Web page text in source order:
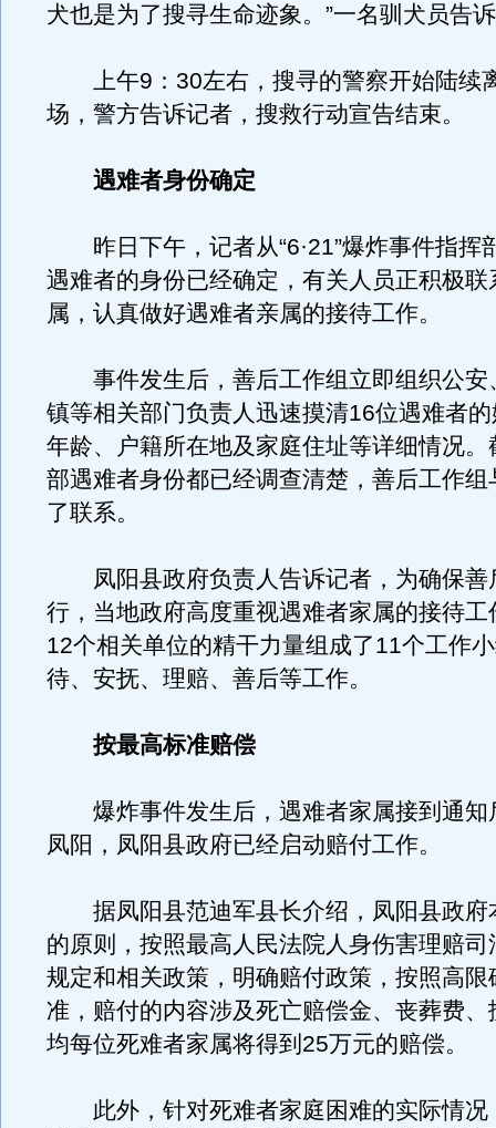
犬也是为了搜寻生命迹象。”一名驯犬员告
上午9：30左右，搜寻的警察开始陆续
场，警方告诉记者，搜救行动宣告结束。
遇难者身份确定
昨日下午，记者从“6·21”爆炸事件指挥
遇难者的身份已经确定，有关人员正积极联
属，认真做好遇难者亲属的接待工作。
事件发生后，善后工作组立即组织公安
镇等相关部门负责人迅速摸清16位遇难者
年龄、户籍所在地及家庭住址等详细情况。
部遇难者身份都已经调查清楚，善后工作组
了联系。
凤阳县政府负责人告诉记者，为确保善
行，当地政府高度重视遇难者家属的接待工
12个相关单位的精干力量组成了11个工作
待、安抚、理赔、善后等工作。
按最高标准赔偿
爆炸事件发生后，遇难者家属接到通知
凤阳，凤阳县政府已经启动赔付工作。
据凤阳县范迪军县长介绍，凤阳县政府
的原则，按照最高人民法院人身伤害理赔司
规定和相关政策，明确赔付政策，按照高限
准，赔付的内容涉及死亡赔偿金、丧葬费、
均每位死难者家属将得到25万元的赔偿。
此外，针对死难者家庭困难的实际情况